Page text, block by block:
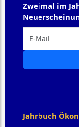
Zweimal im
Jahrbuch